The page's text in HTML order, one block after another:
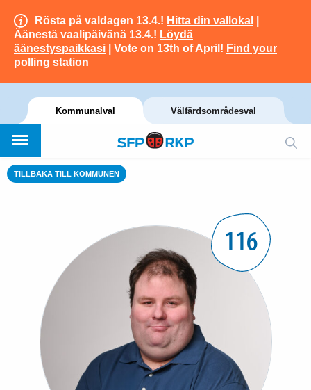
Rösta på valdagen 13.4.! Hitta din vallokal
Äänestä vaalipäivänä 13.4.! Löydä
äänestyspaikkasi | Vote on 13th of April! Find your
polling station
Kommunalval Välfärdsområdesval
TILLBAKA TILL KOMMUNEN
116